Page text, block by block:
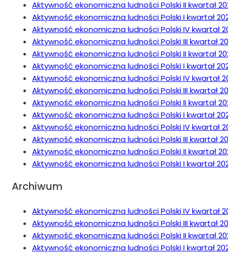
Aktywność ekonomiczna ludności Polski II kwartał
Aktywność ekonomiczna ludności Polski I kwartał
Aktywność ekonomiczna ludności Polski IV kwartał
Aktywność ekonomiczna ludności Polski III kwartał
Aktywność ekonomiczna ludności Polski II kwartał
Aktywność ekonomiczna ludności Polski I kwartał
Aktywność ekonomiczna ludności Polski IV kwartał
Aktywność ekonomiczna ludności Polski III kwartał
Aktywność ekonomiczna ludności Polski II kwartał
Aktywność ekonomiczna ludności Polski I kwartał
Aktywność ekonomiczna ludności Polski IV kwartał
Aktywność ekonomiczna ludności Polski III kwartał
Aktywność ekonomiczna ludności Polski II kwartał
Aktywność ekonomiczna ludności Polski I kwartał
Archiwum
Aktywność ekonomiczna ludności Polski IV kwartał
Aktywność ekonomiczna ludności Polski III kwartał
Aktywność ekonomiczna ludności Polski II kwartał
Aktywność ekonomiczna ludności Polski I kwartał